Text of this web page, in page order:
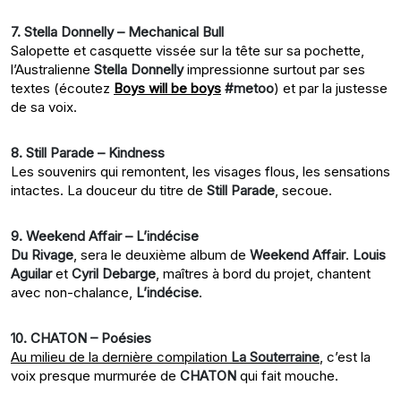
7. Stella Donnelly – Mechanical Bull
Salopette et casquette vissée sur la tête sur sa pochette,
l’Australienne Stella Donnellyimpressionne surtout par ses
textes (écoutez Boys will be boys #metoo) et par la justesse
de sa voix.
8. Still Parade – Kindness
Les souvenirs qui remontent, les visages flous, les sensations
intactes. La douceur du titre de Still Parade, secoue.
9. Weekend Affair – L’indécise
Du Rivage, sera le deuxième album de Weekend Affair. Louis
Aguilaret Cyril Debarge, maîtres à bord du projet, chantent
avec non-chalance, L’indécise.
10. CHATON – Poésies
Au milieu de la dernière compilation La Souterraine, c’est la
voix presque murmurée de CHATON qui fait mouche.